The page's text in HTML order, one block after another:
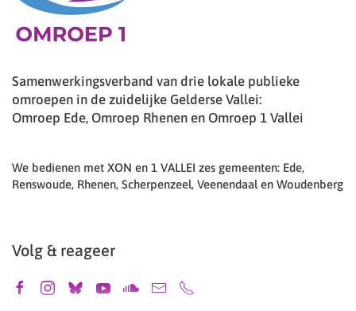
Samenwerkingsverband van drie lokale publieke
omroepen in de zuidelijke Gelderse Vallei:
Omroep Ede, Omroep Rhenen en Omroep 1 Vallei
We bedienen met XON en 1 VALLEI zes gemeenten: Ede,
Renswoude, Rhenen, Scherpenzeel, Veenendaal en Woudenberg
Volg & reageer